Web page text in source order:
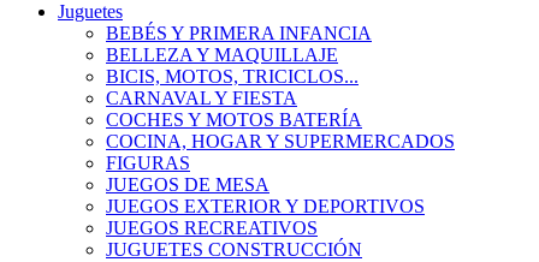
Juguetes
BEBÉS Y PRIMERA INFANCIA
BELLEZA Y MAQUILLAJE
BICIS, MOTOS, TRICICLOS...
CARNAVAL Y FIESTA
COCHES Y MOTOS BATERÍA
COCINA, HOGAR Y SUPERMERCADOS
FIGURAS
JUEGOS DE MESA
JUEGOS EXTERIOR Y DEPORTIVOS
JUEGOS RECREATIVOS
JUGUETES CONSTRUCCIÓN